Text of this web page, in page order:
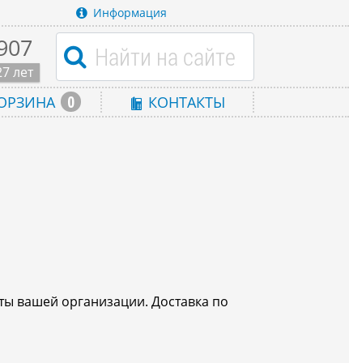
Информация
лет
0 КОНТАКТЫ
вашей организации. Доставка по